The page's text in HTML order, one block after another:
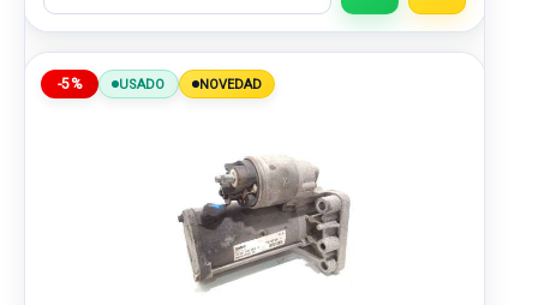
-5% USADO NOVEDAD